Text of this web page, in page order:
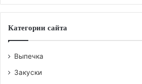
Категории сайта
Выпечка
Закуски